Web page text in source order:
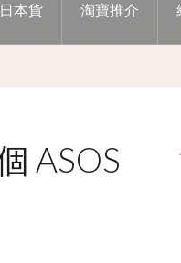
日本貨 淘寶推介
ASOS